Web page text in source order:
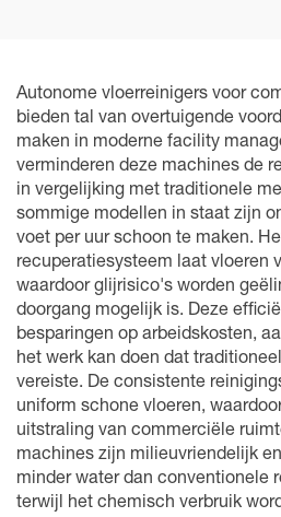
Autonome vloerreinigers voor
bieden tal van overtuigende
maken in moderne facility
verminderen deze machines de
in vergelijking met traditionele
sommige modellen in staat zijn
voet per uur schoon te maken.
recuperatiesysteem laat vloeren
waardoor glijrisico's worden
doorgang mogelijk is. Deze
besparingen op arbeidskosten,
het werk kan doen dat
vereiste. De consistente
uniform schone vloeren,
uitstraling van commerciële
machines zijn milieuvriendelijk
minder water dan conventionele
terwijl het chemisch verbruik